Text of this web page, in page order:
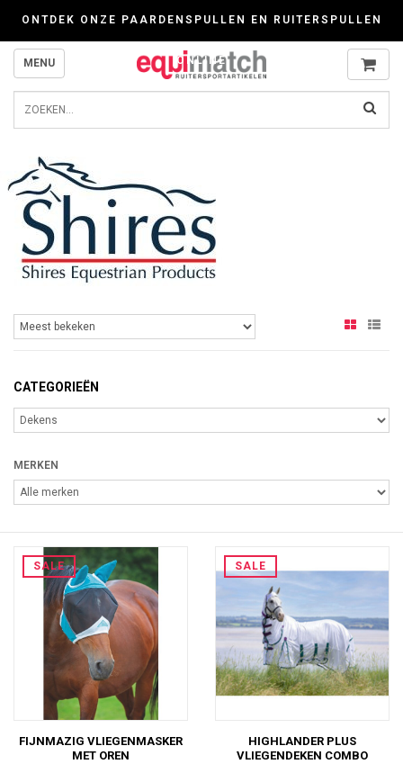
ONTDEK ONZE PAARDENSPULLEN EN RUITERSPULLEN
ONLINE
MENU
CATEGORIEËN
MERKEN
SALE
FIJNMAZIG VLIEGENMASKER
MET OREN
SALE
HIGHLANDER PLUS
VLIEGENDEKEN COMBO
Wij werken zorgvuldig met cookies. Kijk gerust voor meer informatie op onze